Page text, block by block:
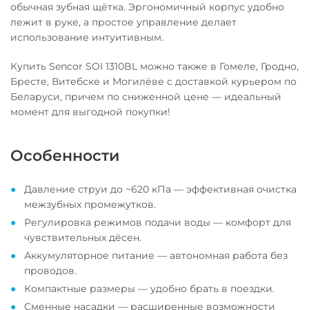
обычная зубная щётка. Эргономичный корпус удобно
лежит в руке, а простое управление делает
использование интуитивным.
Купить Sencor SOI 1310BL можно также в Гомеле, Гродно,
Бресте, Витебске и Могилёве с доставкой курьером по
Беларуси, причем по сниженной цене — идеальный
момент для выгодной покупки!
Особенности
Давление струи до ~620 кПа — эффективная очистка
межзубных промежутков.
Регулировка режимов подачи воды — комфорт для
чувствительных дёсен.
Аккумуляторное питание — автономная работа без
проводов.
Компактные размеры — удобно брать в поездки.
Сменные насадки — расширенные возможности